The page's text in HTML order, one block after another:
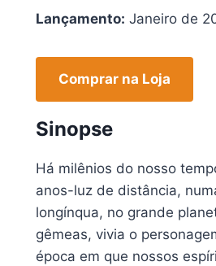
Lançamento: Janeiro de
Comprar na Loja
Sinopse
Há milênios do nosso
anos-luz de distância,
longínqua, no grande
gêmeas, vivia o
época em que nossos